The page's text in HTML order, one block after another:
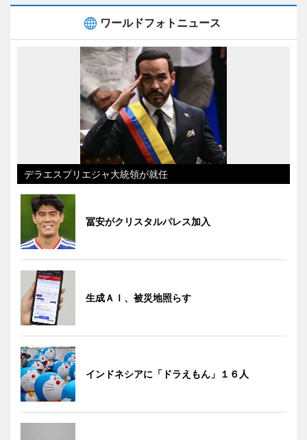
ワールドフォトニュース
デラエスプリエジャ大統領が就任
冨安がクリスタルパレス加入
生成ＡＩ、被災地照らす
インドネシアに「ドラえもん」１６人